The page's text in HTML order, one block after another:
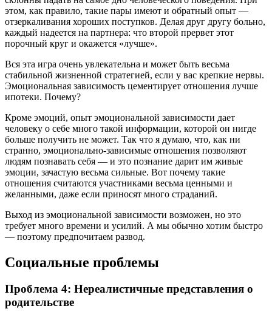
этом, как правило, такие пары имеют и обратный опыт —
отзеркаливания хороших поступков. Делая друг другу больно,
каждый надеется на партнера: что второй прервет этот
порочный круг и окажется «лучше».
Вся эта игра очень увлекательна и может быть весьма
стабильной жизненной стратегией, если у вас крепкие нервы.
Эмоциональная зависимость цементирует отношения лучше
ипотеки. Почему?
Кроме эмоций, опыт эмоциональной зависимости дает
человеку о себе много такой информации, которой он нигде
больше получить не может. Так что я думаю, что, как ни
странно, эмоционально-зависимые отношения позволяют
людям познавать себя — и это познание дарит им живые
эмоции, зачастую весьма сильные. Вот почему такие
отношения считаются участниками весьма ценными и
желанными, даже если приносят много страданий.
Выход из эмоциональной зависимости возможен, но это
требует много времени и усилий. А мы обычно хотим быстро
— поэтому предпочитаем развод.
Социальные проблемы
Проблема 4: Нереалистичные представления о
родительстве